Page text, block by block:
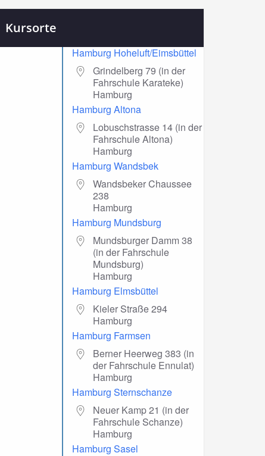
Kursorte
Hamburg Hoheluft/Eimsbüttel
Grindelberg 79 (in der
Fahrschule Karateke)
Hamburg
Hamburg Altona
Lobuschstrasse 14 (in der
Fahrschule Altona)
Hamburg
Hamburg Wandsbek
Wandsbeker Chaussee
238
Hamburg
Hamburg Mundsburg
Mundsburger Damm 38
(in der Fahrschule
Mundsburg)
Hamburg
Hamburg Elmsbüttel
Kieler Straße 294
Hamburg
Hamburg Farmsen
Berner Heerweg 383 (in
der Fahrschule Ennulat)
Hamburg
Hamburg Sternschanze
Neuer Kamp 21 (in der
Fahrschule Schanze)
Hamburg
Hamburg Sasel